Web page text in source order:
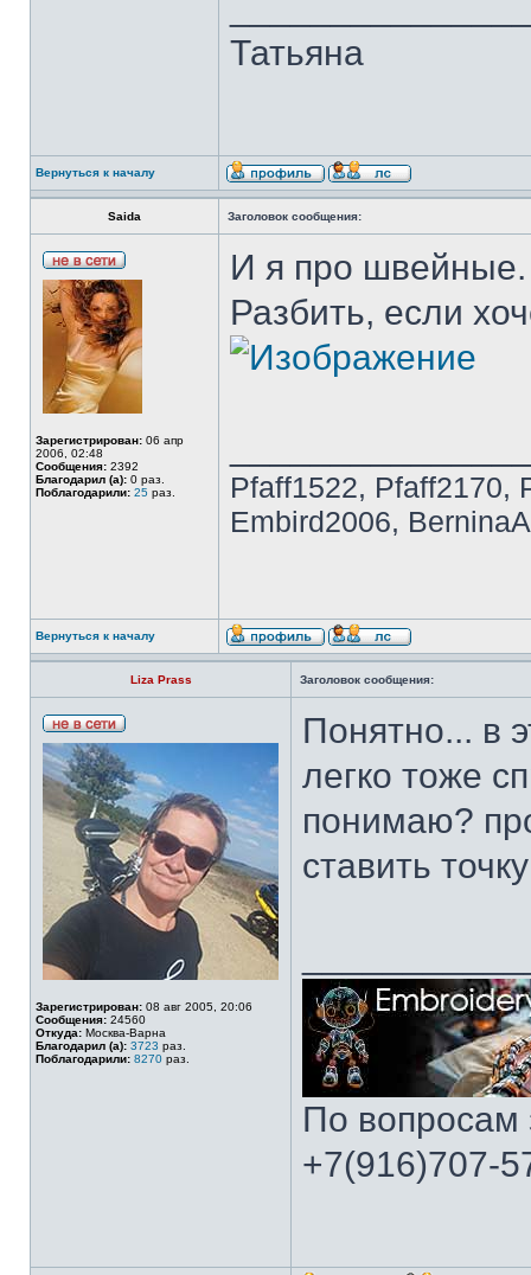
Татьяна
Вернуться к началу
Saida Заголовок сообщения:
Зарегистрирован: 06 апр
2006, 02:48
Сообщения: 2392
Благодарил (а): 0 раз.
Поблагодарили: 25 раз.
И я про швейные.
Разбить, если
Pfaff1522, Pfaff2170,
Embird2006,
Вернуться к началу
Liza Prass Заголовок сообщения:
Зарегистрирован: 08 авг 2005, 20:06
Сообщения: 24560
Откуда: Москва-Варна
Благодарил (а): 3723 раз.
Поблагодарили: 8270 раз.
Понятно... в
легко тоже
понимаю?
ставить
По вопросам
+7(916)707-